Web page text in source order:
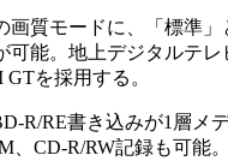
質モードに、「標準
可能。地上デジタルテ
GTを採用する。
R/RE書き込みが1層メ
、CD-R/RW記録も可能